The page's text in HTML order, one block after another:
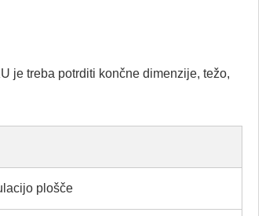
je treba potrditi končne dimenzije, težo,
plošče